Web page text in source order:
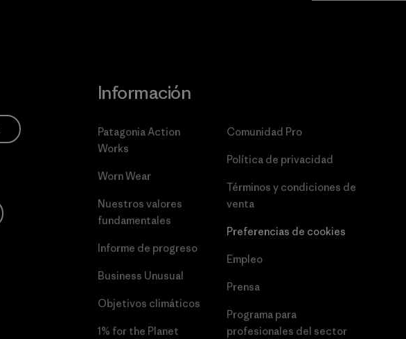
Información
Patagonia Action
Works
Worn Wear
Nuestros valores
fundamentales
Informe de progreso
Business Unusual
Objetivos climáticos
1% for the Planet
Comunidad Pro
Política de privacidad
Términos y condiciones de
venta
Preferencias de cookies
Empleo
Prensa
Programa para
profesionales del sector